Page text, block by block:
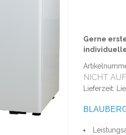
Gerne
NICHT
Lieferzeit: